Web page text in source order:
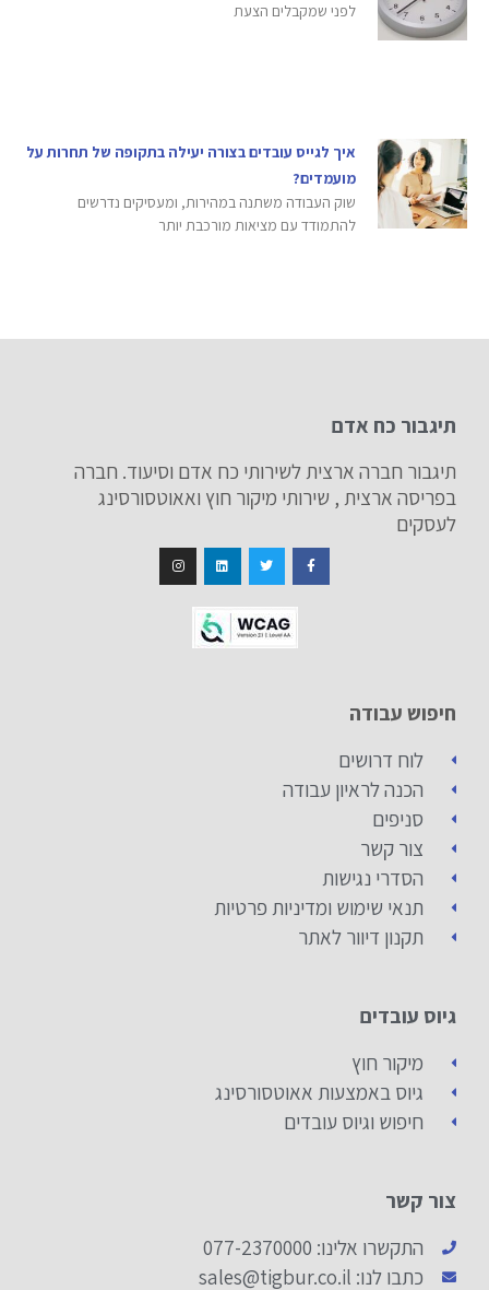
לפני שמקבלים הצעת
איך לגייס עובדים בצורה יעילה בתקופה של תחרות על
מועמדים?
שוק העבודה משתנה במהירות, ומעסיקים נדרשים
להתמודד עם מציאות מורכבת יותר
תיגבור כח אדם
תיגבור חברה ארצית לשירותי כח אדם וסיעוד. חברה
בפריסה ארצית , שירותי מיקור חוץ ואאוטסורסינג
לעסקים
חיפוש עבודה
לוח דרושים
הכנה לראיון עבודה
סניפים
צור קשר
הסדרי נגישות
תנאי שימוש ומדיניות פרטיות
תקנון דיוור לאתר
גיוס עובדים
מיקור חוץ
גיוס באמצעות אאוטסורסינג
חיפוש וגיוס עובדים
צור קשר
התקשרו אלינו: 077-2370000
כתבו לנו: sales@tigbur.co.il